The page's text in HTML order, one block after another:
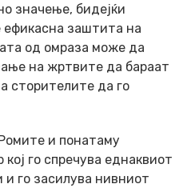
значење, бидејќи
заштита на
од омраза може да
на жртвите да бараат
сторителите да го
и понатаму
го спречува еднаквиот
и го засилува нивниот